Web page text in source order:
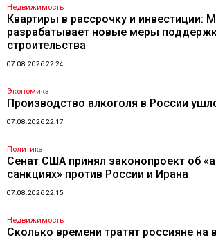
Недвижимость
Квартиры в рассрочку и инвестиции:
разрабатывает новые меры
строительства
07.08.2026 22:24
Экономика
Производство алкоголя в России
07.08.2026 22:17
Политика
Сенат США принял законопроект об
санкциях» против России и Ирана
07.08.2026 22:15
Недвижимость
Сколько времени тратят россияне на